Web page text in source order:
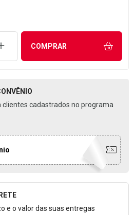
AUMENTAR UMA UNIDADE
COMPRAR
clientes cadastrados no programa
o Frete
e o valor das suas entregas